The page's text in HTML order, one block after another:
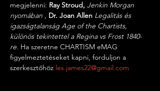
megjelenni: Ray Stroud, Jenkin Morgan
nyomában , Dr. Joan Allen Legalitás és
igazságtalanság Age of the Chartists,
különös tekintettel a Regina vs Frost 1840-
re. Ha szeretne CHARTISM eMAG
figyelmeztetéseket kapni, forduljon a
szerkesztőhöz les.james22@gmail.com